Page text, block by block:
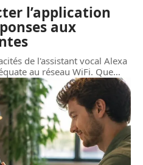
l’application
aux
de l'assistant vocal Alexa
au réseau WiFi. Que…